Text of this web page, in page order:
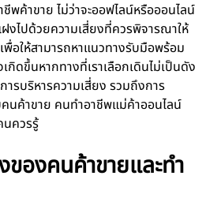
พค้าขาย ไม่ว่าจะออฟไลน์หรือออนไลน์
งไปด้วยความเสี่ยงที่ควรพิจารณาให้
อให้สามารถหาแนวทางรับมือพร้อม
กิดขึ้นหากทางที่เราเลือกเดินไม่เป็นดัง
ารบริหารความเสี่ยง รวมถึงการ
นค้าขาย คนทำอาชีพแม่ค้าออนไลน์
นควรรู้
ของคนค้าขายและทำ